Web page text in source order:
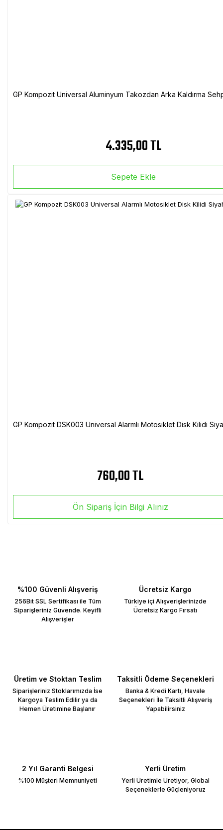
GP Kompozit Universal Aluminyum Takozdan Arka Kaldırma
4.335,00 TL
Sepete Ekle
GP Kompozit DSK003 Universal Alarmlı Motosiklet Disk Kilidi
760,00 TL
Ön Sipariş İçin Bilgi Alınız
%100 Güvenli Alışveriş
256Bit SSL Sertifikası ile Tüm
Siparişleriniz Güvende. Keyifli
Alışverişler
Ücretsiz Kargo
Türkiye içi Alışverişlerinizde
Ücretsiz Kargo Fırsatı
Üretim ve Stoktan Teslim
Siparişleriniz Stoklarımızda İse
Kargoya Teslim Edilir ya da
Hemen Üretimine Başlanır
Taksitli Ödeme Seçenekleri
Banka & Kredi Kartı, Havale
Seçenekleri İle Taksitli Alışveriş
Yapabilirsiniz
2 Yıl Garanti Belgesi
%100 Müşteri Memnuniyeti
Yerli Üretim
Yerli Üretimle Üretiyor, Global
Seçeneklerle Güçleniyoruz